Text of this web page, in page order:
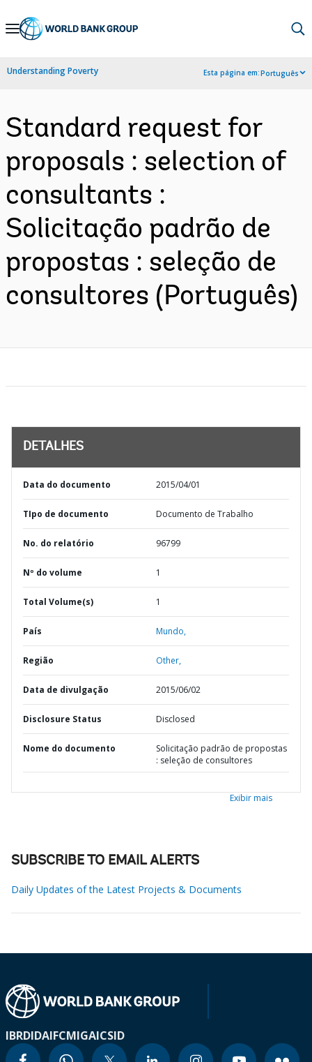
Skip
Navigation
Understanding Poverty Esta página em:Português
Standard request for
proposals : selection of
consultants :
Solicitação padrão de
propostas : seleção de
consultores (Português)
DETALHES
Data do documento 2015/04/01
TIpo de documento Documento de Trabalho
No. do relatório 96799
Nº do volume 1
Total Volume(s) 1
País Mundo,
Região Other,
Data de divulgação 2015/06/02
Disclosure Status Disclosed
Nome do documento
Solicitação padrão de propostas
: seleção de consultores
Exibir mais
SUBSCRIBE TO EMAIL ALERTS
Daily Updates of the Latest Projects & Documents
IBRDIDAIFCMIGAICSID